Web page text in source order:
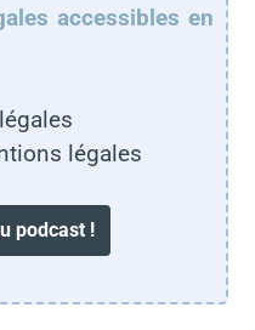
accessibles en
légales